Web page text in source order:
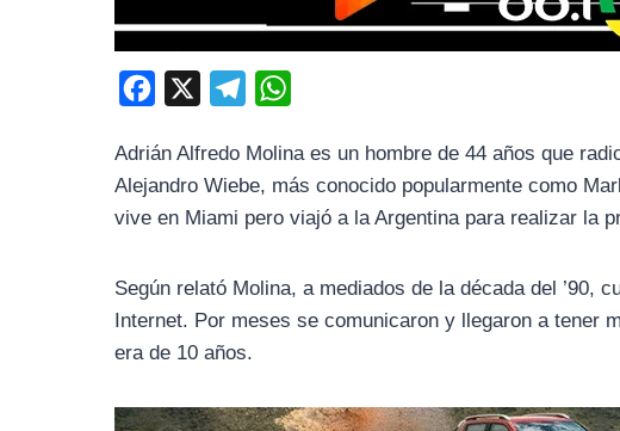
c
e
b
l
e
g
a
t
s
p
Adrián Alfredo Molina es un hombre de 44 años que
Alejandro Wiebe, más conocido popularmente como
vive en Miami pero viajó a la Argentina para realizar la
Según relató Molina, a mediados de la década del ’90,
Internet. Por meses se comunicaron y llegaron a tener
era de 10 años.